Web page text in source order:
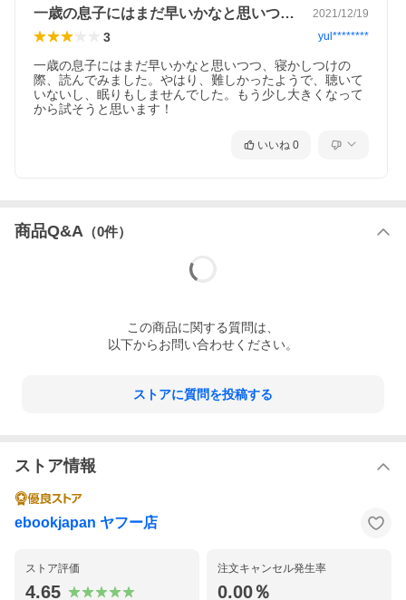
一歳の息子にはまだ早いかなと思いつつ、… 2021/12/19
3 yul********
一歳の息子にはまだ早いかなと思いつつ、寝かしつけの
際、読んでみました。やはり、難しかったようで、聴いて
いないし、眠りもしませんでした。もう少し大きくなって
から試そうと思います！
いいね 0
商品Q&A （0件）
この商品に関する質問は、
以下からお問い合わせください。
ストアに質問を投稿する
ストア情報
ebookjapan ヤフー店
ストア評価
4.65
注文キャンセル発生率
0.00％